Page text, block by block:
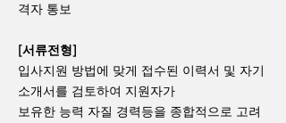
격자 통보
[서류전형]
입사지원 방법에 맞게 접수된 이력서 및 자기
소개서를 검토하여 지원자가
보유한 능력 자질 경력등을 종합적으로 고려